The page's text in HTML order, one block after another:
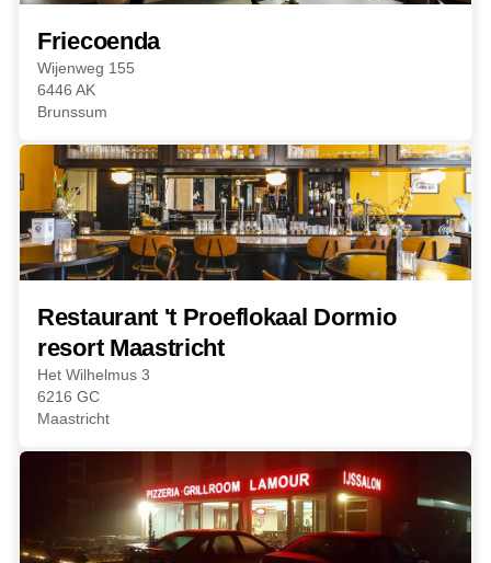
Friecoenda
Wijenweg 155
6446 AK
Brunssum
Restaurant 't Proeflokaal Dormio
resort Maastricht
Het Wilhelmus 3
6216 GC
Maastricht